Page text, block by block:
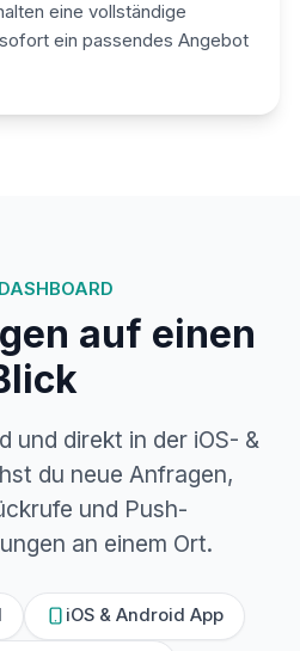
eine vollständige
ein passendes Angebot
auf einen
und direkt in der iOS- &
du neue Anfragen,
und Push-
an einem Ort.
iOS & Android App